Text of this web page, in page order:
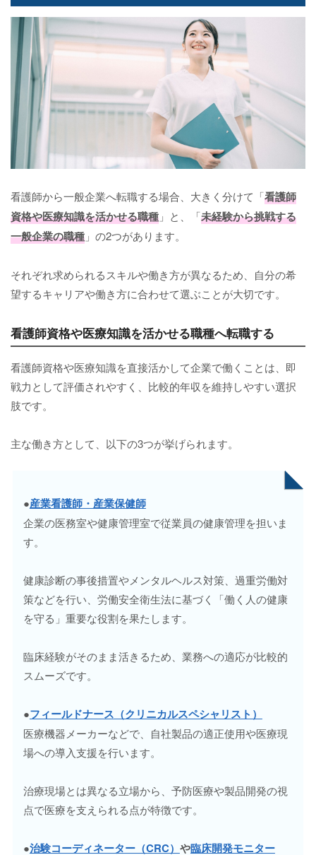
看護師から一般企業へ転職する場合、大きく分けて「看護師
資格や医療知識を活かせる職種 」と、「未経験から挑戦する
一般企業の職種 」の2つがあります。
それぞれ求められるスキルや働き方が異なるため、自分の希
望するキャリアや働き方に合わせて選ぶことが大切です。
看護師資格や医療知識を活かせる職種へ転職する
看護師資格や医療知識を直接活かして企業で働くことは、即
戦力として評価されやすく、比較的年収を維持しやすい選択
肢です。
主な働き方として、以下の3つが挙げられます。
●産業看護師・産業保健師
企業の医務室や健康管理室で従業員の健康管理を担いま
す。
健康診断の事後措置やメンタルヘルス対策、過重労働対
策などを行い、労働安全衛生法に基づく「働く人の健康
を守る」重要な役割を果たします。
臨床経験がそのまま活きるため、業務への適応が比較的
スムーズです。
●フィールドナース（クリニカルスペシャリスト）
医療機器メーカーなどで、自社製品の適正使用や医療現
場への導入支援を行います。
治療現場とは異なる立場から、予防医療や製品開発の視
点で医療を支えられる点が特徴です。
●治験コーディネーター（CRC） や臨床開発モニター